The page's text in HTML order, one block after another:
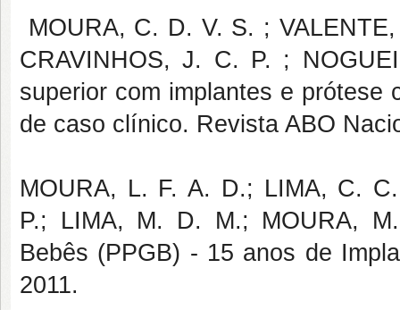
MOURA, C. D. V. S. ;
CRAVINHOS, J. C. P. ;
superior com implantes e prótese
de caso clínico. Revista ABO
MOURA, L. F. A. D.; LIMA, C.
P.; LIMA, M. D. M.; MOURA,
Bebês (PPGB) - 15 anos de
2011.